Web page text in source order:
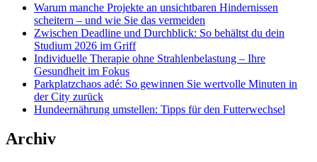
Warum manche Projekte an unsichtbaren Hindernissen
scheitern – und wie Sie das vermeiden
Zwischen Deadline und Durchblick: So behältst du dein
Studium 2026 im Griff
Individuelle Therapie ohne Strahlenbelastung – Ihre
Gesundheit im Fokus
Parkplatzchaos adé: So gewinnen Sie wertvolle Minuten in
der City zurück
Hundeernährung umstellen: Tipps für den Futterwechsel
Archiv